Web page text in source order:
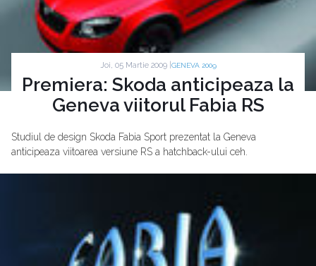
Joi, 05 Martie 2009 | GENEVA 2009
Premiera: Skoda anticipeaza la
Geneva viitorul Fabia RS
Studiul de design Skoda Fabia Sport prezentat la Geneva
anticipeaza viitoarea versiune RS a hatchback-ului ceh.